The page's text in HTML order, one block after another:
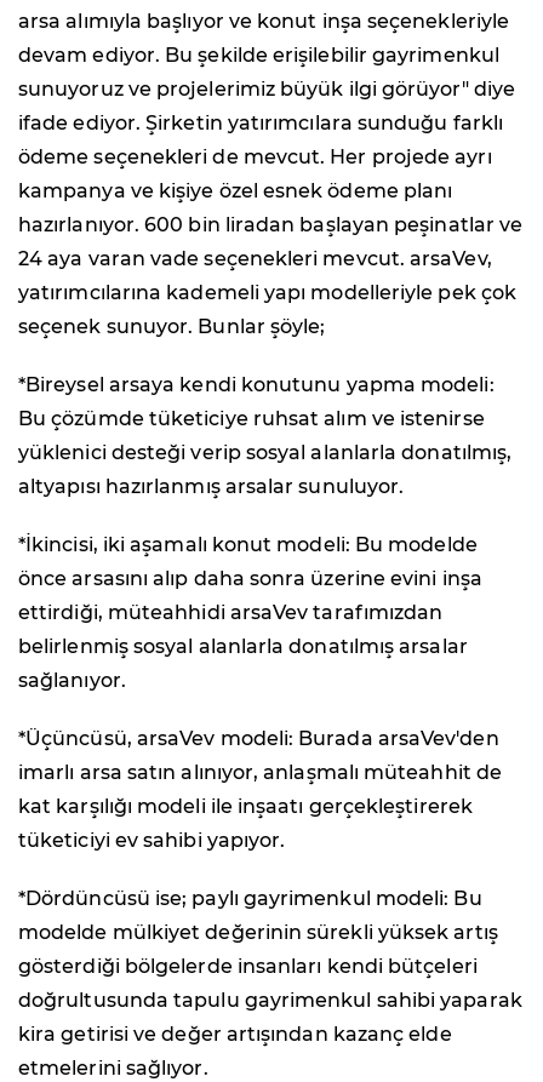
arsa alımıyla başlıyor ve konut inşa seçenekleriyle
devam ediyor. Bu şekilde erişilebilir gayrimenkul
sunuyoruz ve projelerimiz büyük ilgi görüyor" diye
ifade ediyor. Şirketin yatırımcılara sunduğu farklı
ödeme seçenekleri de mevcut. Her projede ayrı
kampanya ve kişiye özel esnek ödeme planı
hazırlanıyor. 600 bin liradan başlayan peşinatlar ve
24 aya varan vade seçenekleri mevcut. arsaVev,
yatırımcılarına kademeli yapı modelleriyle pek çok
seçenek sunuyor. Bunlar şöyle;
*Bireysel arsaya kendi konutunu yapma modeli:
Bu çözümde tüketiciye ruhsat alım ve istenirse
yüklenici desteği verip sosyal alanlarla donatılmış,
altyapısı hazırlanmış arsalar sunuluyor.
*İkincisi, iki aşamalı konut modeli: Bu modelde
önce arsasını alıp daha sonra üzerine evini inşa
ettirdiği, müteahhidi arsaVev tarafımızdan
belirlenmiş sosyal alanlarla donatılmış arsalar
sağlanıyor.
*Üçüncüsü, arsaVev modeli: Burada arsaVev'den
imarlı arsa satın alınıyor, anlaşmalı müteahhit de
kat karşılığı modeli ile inşaatı gerçekleştirerek
tüketiciyi ev sahibi yapıyor.
*Dördüncüsü ise; paylı gayrimenkul modeli: Bu
modelde mülkiyet değerinin sürekli yüksek artış
gösterdiği bölgelerde insanları kendi bütçeleri
doğrultusunda tapulu gayrimenkul sahibi yaparak
kira getirisi ve değer artışından kazanç elde
etmelerini sağlıyor.